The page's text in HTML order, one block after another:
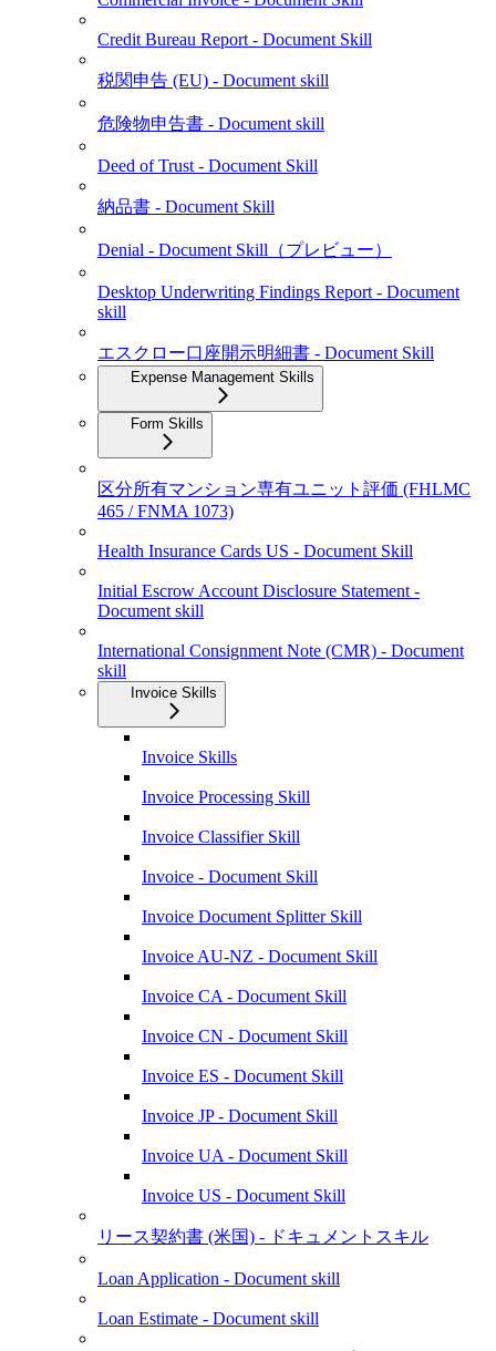
Credit Bureau Report - Document Skill
税関申告 (EU) - Document skill
危険物申告書 - Document skill
Deed of Trust - Document Skill
納品書 - Document Skill
Denial - Document Skill（プレビュー）
Desktop Underwriting Findings Report - Document
skill
エスクロー口座開示明細書 - Document Skill
Expense Management Skills
Form Skills
区分所有マンション専有ユニット評価 (FHLMC
465 / FNMA 1073)
Health Insurance Cards US - Document Skill
Initial Escrow Account Disclosure Statement -
Document skill
International Consignment Note (CMR) - Document
skill
Invoice Skills
Invoice Skills
Invoice Processing Skill
Invoice Classifier Skill
Invoice - Document Skill
Invoice Document Splitter Skill
Invoice AU-NZ - Document Skill
Invoice CA - Document Skill
Invoice CN - Document Skill
Invoice ES - Document Skill
Invoice JP - Document Skill
Invoice UA - Document Skill
Invoice US - Document Skill
リース契約書 (米国) - ドキュメントスキル
Loan Application - Document skill
Loan Estimate - Document skill